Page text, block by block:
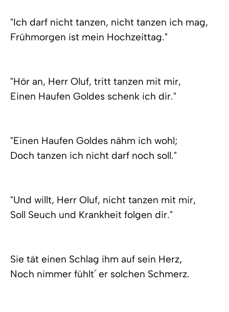
"Ich darf nicht tanzen, nicht tanzen ich mag,
Frühmorgen ist mein Hochzeittag."
"Hör an, Herr Oluf, tritt tanzen mit mir,
Einen Haufen Goldes schenk ich dir."
"Einen Haufen Goldes nähm ich wohl;
Doch tanzen ich nicht darf noch soll."
"Und willt, Herr Oluf, nicht tanzen mit mir,
Soll Seuch und Krankheit folgen dir."
Sie tät einen Schlag ihm auf sein Herz,
Noch nimmer fühlt´ er solchen Schmerz.